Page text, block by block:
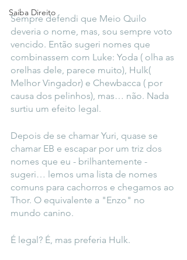
Saiba Direito
Sempre defendi que Meio Quilo
deveria o nome, mas, sou sempre voto
vencido. Então sugeri nomes que
combinassem com Luke: Yoda ( olha as
orelhas dele, parece muito), Hulk(
Melhor Vingador) e Chewbacca ( por
causa dos pelinhos), mas… não. Nada
surtiu um efeito legal.
Depois de se chamar Yuri, quase se
chamar EB e escapar por um triz dos
nomes que eu - brilhantemente -
sugeri… lemos uma lista de nomes
comuns para cachorros e chegamos ao
Thor. O equivalente a "Enzo" no
mundo canino.
É legal? É, mas preferia Hulk.